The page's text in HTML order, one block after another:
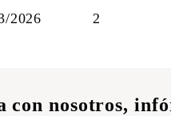
2026 2
con nosotros,